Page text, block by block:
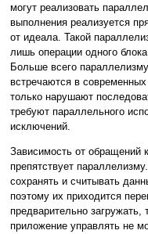
могут реализовать
выполнения реализуется
от идеала. Такой
лишь операции одного
Больше всего
встречаются в
только нарушают
требуют параллельного
исключений.
Зависимость от обращений
препятствует
сохранять и считывать
поэтому их приходится
предварительно загружать,
приложение управлять не